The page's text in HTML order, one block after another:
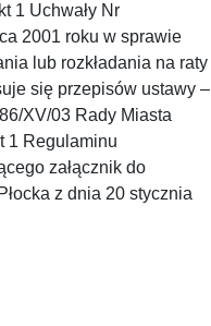
1 Uchwały Nr
2001 roku w sprawie
lub rozkładania na raty
się przepisów ustawy –
XV/03 Rady Miasta
1 Regulaminu
załącznik do
z dnia 20 stycznia